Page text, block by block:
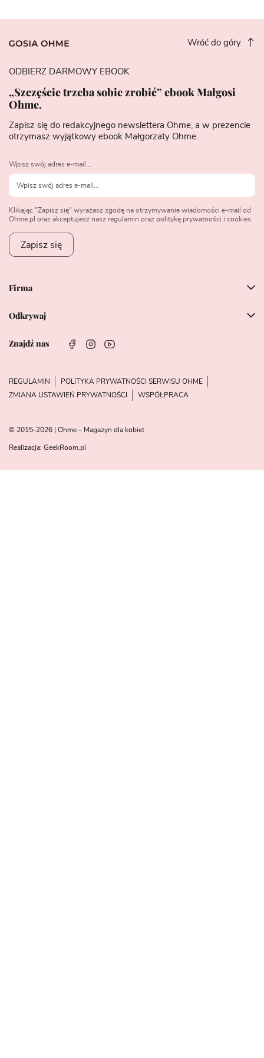
Wróć do góry
Firma
Odkrywaj
Znajdź nas
ODBIERZ DARMOWY EBOOK
„Szczęście trzeba sobie zrobić” ebook Małgosi
Ohme.
Zapisz się do redakcyjnego newslettera Ohme, a w prezencie
otrzymasz wyjątkowy ebook Małgorzaty Ohme.
Wpisz swój adres e-mail...
Klikając "Zapisz się" wyrażasz zgodę na otrzymywanie wiadomości e-mail od
Ohme.pl oraz akceptujesz nasz regulamin oraz politykę prywatności i cookies.
Zapisz się
REGULAMIN
POLITYKA PRYWATNOŚCI SERWISU OHME
ZMIANA USTAWIEŃ PRYWATNOŚCI
WSPÓŁPRACA
© 2015-2026 | Ohme – Magazyn dla kobiet
Realizacja: GeekRoom.pl